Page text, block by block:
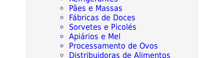
Pães e Massas
Fábricas de Doces
Sorvetes e Picolés
Apiários e Mel
Processamento de Ovos
Distribuidoras de Alimentos